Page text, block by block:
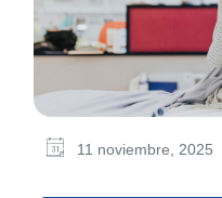
11 noviembre, 2025